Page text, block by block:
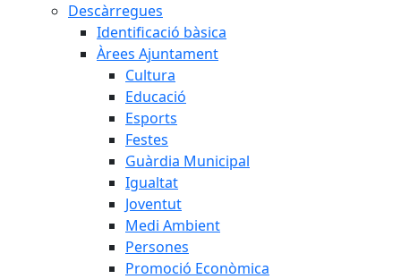
Descàrregues
Identificació bàsica
Àrees Ajuntament
Cultura
Educació
Esports
Festes
Guàrdia Municipal
Igualtat
Joventut
Medi Ambient
Persones
Promoció Econòmica